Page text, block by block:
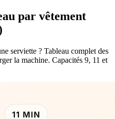
par vêtement
serviette ? Tableau complet des
la machine. Capacités 9, 11 et